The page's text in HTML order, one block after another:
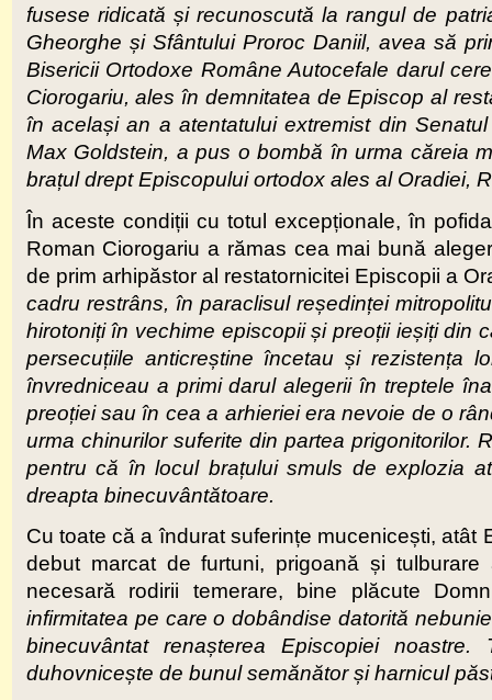
fusese ridicată și recunoscută la rangul de
Gheorghe și Sfântului Proroc Daniil, avea să
Bisericii Ortodoxe Române Autocefale darul
Ciorogariu, ales în demnitatea de Episcop al
în același an a atentatului extremist din
Max Goldstein, a pus o bombă în urma căreia
brațul drept Episcopului ortodox ales al Oradiei,
În aceste condiții cu totul excepționale, în
Roman Ciorogariu a rămas cea mai bună
de prim arhipăstor al restatornicitei Episcopii a
cadru restrâns, în paraclisul reședinței
hirotoniți în vechime episcopii și preoții ieșiți din
persecuțiile anticreștine încetau și rezistența
învredniceau a primi darul alegerii în treptele
preoției sau în cea a arhieriei era nevoie de o
urma chinurilor suferite din partea prigonitorilor.
pentru că în locul brațului smuls de explozia
dreapta binecuvântătoare.
Cu toate că a îndurat suferințe mucenicești, atât
debut marcat de furtuni, prigoană și
necesară rodirii temerare, bine plăcute
infirmitatea pe care o dobândise datorită
binecuvântat renașterea Episcopiei
duhovnicește de bunul semănător și harnicul